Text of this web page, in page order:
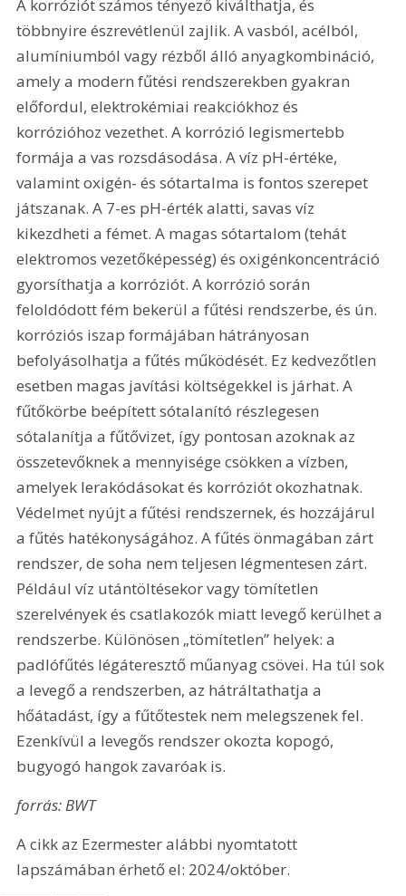
A korróziót számos tényező kiválthatja, és
többnyire észrevétlenül zajlik. A vasból, acélból,
alumíniumból vagy rézből álló anyagkombináció,
amely a modern fűtési rendszerekben gyakran
előfordul, elektrokémiai reakciókhoz és
korrózióhoz vezethet. A korrózió legismertebb
formája a vas rozsdásodása. A víz pH-értéke,
valamint oxigén- és sótartalma is fontos szerepet
játszanak. A 7-es pH-érték alatti, savas víz
kikezdheti a fémet. A magas sótartalom (tehát
elektromos vezetőképesség) és oxigénkoncentráció
gyorsíthatja a korróziót. A korrózió során
feloldódott fém bekerül a fűtési rendszerbe, és ún.
korróziós iszap formájában hátrányosan
befolyásolhatja a fűtés működését. Ez kedvezőtlen
esetben magas javítási költségekkel is járhat. A
fűtőkörbe beépített sótalanító részlegesen
sótalanítja a fűtővizet, így pontosan azoknak az
összetevőknek a mennyisége csökken a vízben,
amelyek lerakódásokat és korróziót okozhatnak.
Védelmet nyújt a fűtési rendszernek, és hozzájárul
a fűtés hatékonyságához. A fűtés önmagában zárt
rendszer, de soha nem teljesen légmentesen zárt.
Például víz utántöltésekor vagy tömítetlen
szerelvények és csatlakozók miatt levegő kerülhet a
rendszerbe. Különösen „tömítetlen” helyek: a
padlófűtés légáteresztő műanyag csövei. Ha túl sok
a levegő a rendszerben, az hátráltathatja a
hőátadást, így a fűtőtestek nem melegszenek fel.
Ezenkívül a levegős rendszer okozta kopogó,
bugyogó hangok zavaróak is.
forrás: BWT
A cikk az Ezermester alábbi nyomtatott
lapszámában érhető el: 2024/október.